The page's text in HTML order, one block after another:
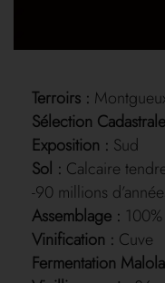
Terroirs :
Sélection
Exposition : Sud
Sol : Calcaire
-90 millions
Assemblage :
Vinification : Cuve
Fermentation